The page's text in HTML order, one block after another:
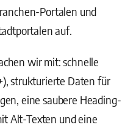
Portalen und
auf.
wir mit: schnelle
strukturierte Daten für
eine saubere Heading-
Alt-Texten und eine